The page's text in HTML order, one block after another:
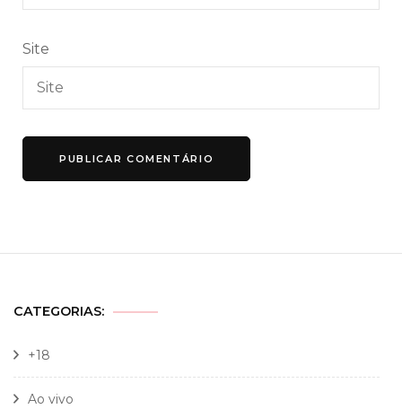
Site
CATEGORIAS:
+18
Ao vivo